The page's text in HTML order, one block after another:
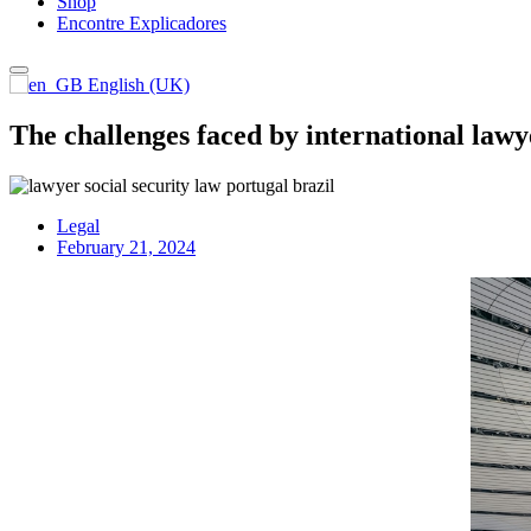
Encontre Explicadores
English (UK)
The challenges faced by international
Legal
February 21, 2024